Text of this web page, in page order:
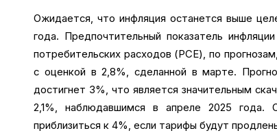
Ожидается, что инфляция останется выше
года. Предпочтительный показатель
потребительских расходов (PCE), по
с оценкой в 2,8%, сделанной в марте.
достигнет 3%, что является значительным
2,1%, наблюдавшимся в апреле 2025 года.
приблизиться к 4%, если тарифы будут